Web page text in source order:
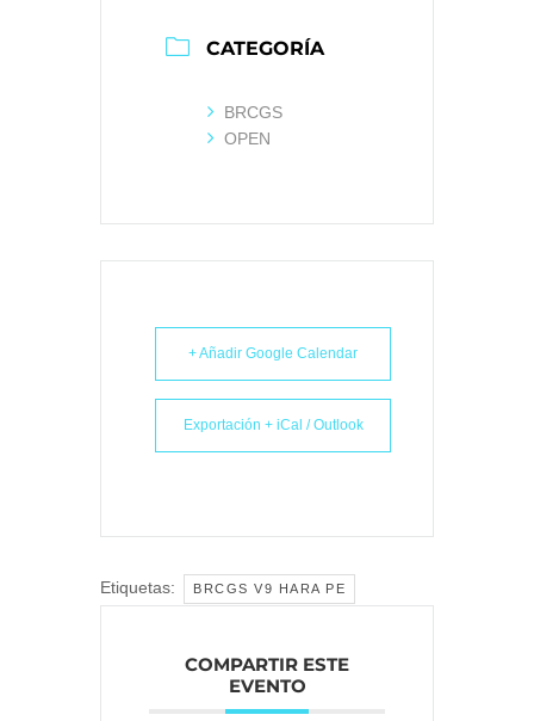
CATEGORÍA
BRCGS
OPEN
+ Añadir Google Calendar
Exportación + iCal / Outlook
Etiquetas: BRCGS V9 HARA PE
COMPARTIR ESTE
EVENTO